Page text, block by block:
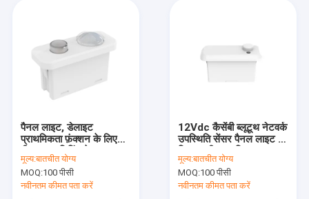
पैनल लाइट, डेलाइट
प्राथमिकता फ़ंक्शन के लिए
पीडब्ल्यूएम डिमिंग के साथ 12
वीडीसी पीआईआर मोशन सेंसर
मूल्य:बातचीत योग्य
MOQ:100 पीसी
नवीनतम कीमत पता करें
12Vdc कैसेंबी ब्लूटूथ नेटवर्क
उपस्थिति सेंसर पैनल लाइट के
लिए, 4 मीटर अधिकतम
स्थापना
मूल्य:बातचीत योग्य
MOQ:100 पीसी
नवीनतम कीमत पता करें